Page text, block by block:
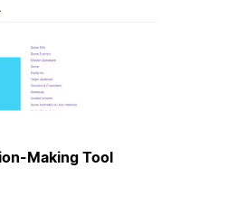
Making Tool